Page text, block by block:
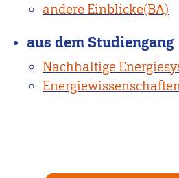
andere Einblicke(BA)
aus dem Studiengang
Nachhaltige